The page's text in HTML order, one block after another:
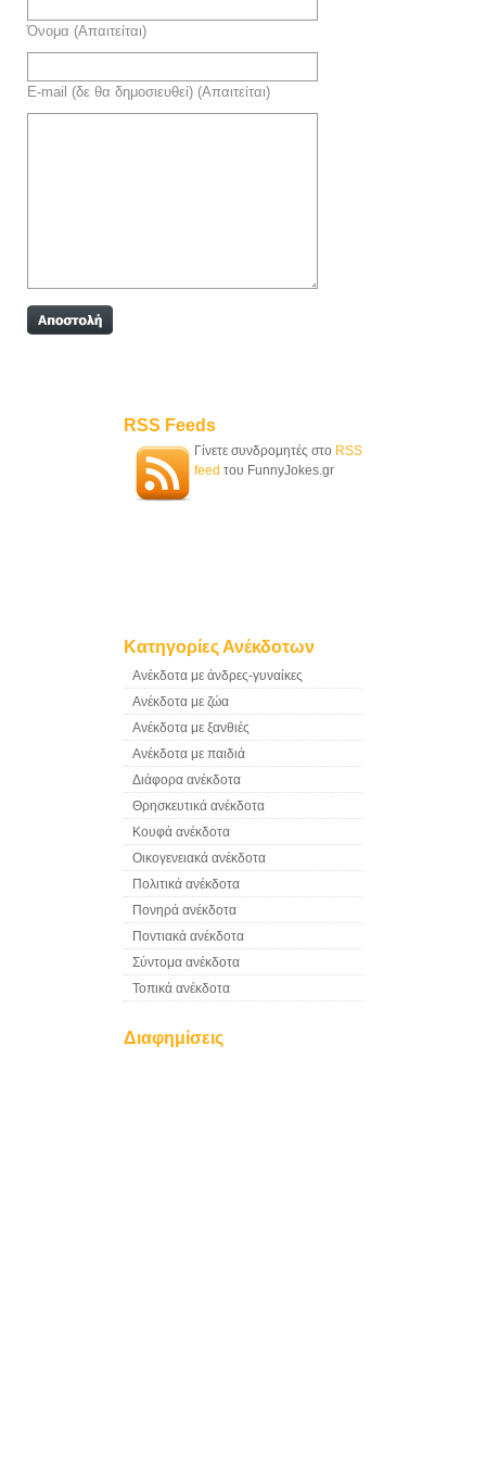
Όνομα (Απαιτείται)
E-mail (δε θα δημοσιευθεί) (Απαιτείται)
RSS Feeds
Γίνετε συνδρομητές στο RSS
feed του FunnyJokes.gr
Κατηγορίες Ανέκδοτων
Ανέκδοτα με άνδρες-γυναίκες
Ανέκδοτα με ζώα
Ανέκδοτα με ξανθιές
Ανέκδοτα με παιδιά
Διάφορα ανέκδοτα
Θρησκευτικά ανέκδοτα
Κουφά ανέκδοτα
Οικογενειακά ανέκδοτα
Πολιτικά ανέκδοτα
Πονηρά ανέκδοτα
Ποντιακά ανέκδοτα
Σύντομα ανέκδοτα
Τοπικά ανέκδοτα
Διαφημίσεις